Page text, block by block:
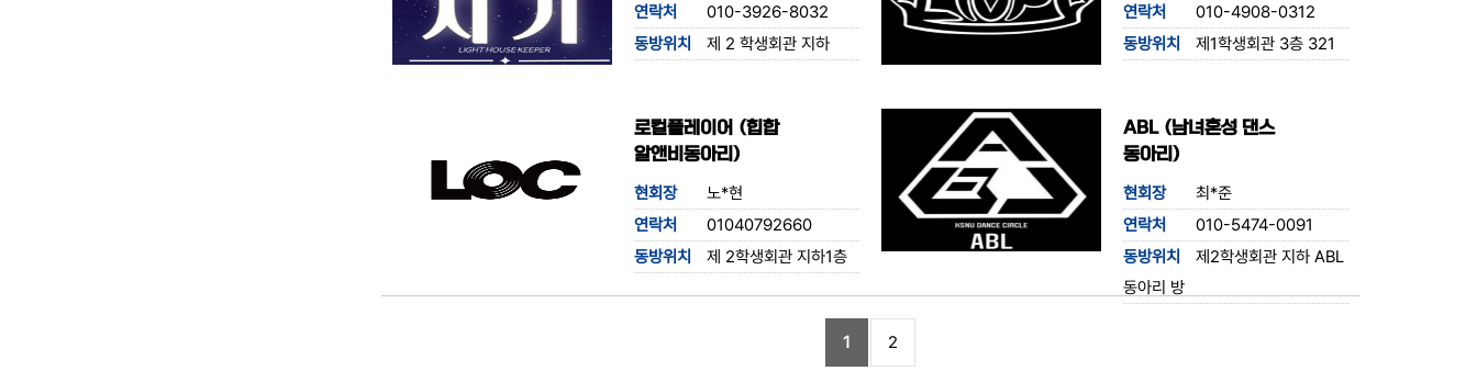
연락처
010-3926-8032
동방위치
제 2 학생회관 지하
연락처
010-4908-0312
동방위치
제1학생회관 3층 321
로컬플레이어 (힙합
알앤비동아리)
현회장
노*현
연락처
01040792660
동방위치
제 2학생회관 지하1층
ABL (남녀혼성 댄스
동아리)
현회장
최*준
연락처
010-5474-0091
동방위치
제2학생회관 지하 ABL
동아리 방
1 2